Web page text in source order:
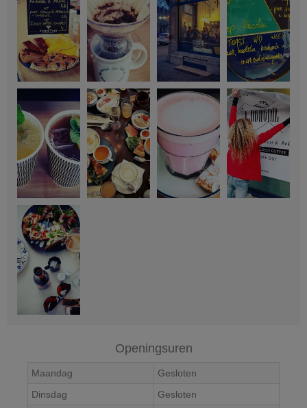
Openingsuren
Maandag
Gesloten
Dinsdag
Gesloten